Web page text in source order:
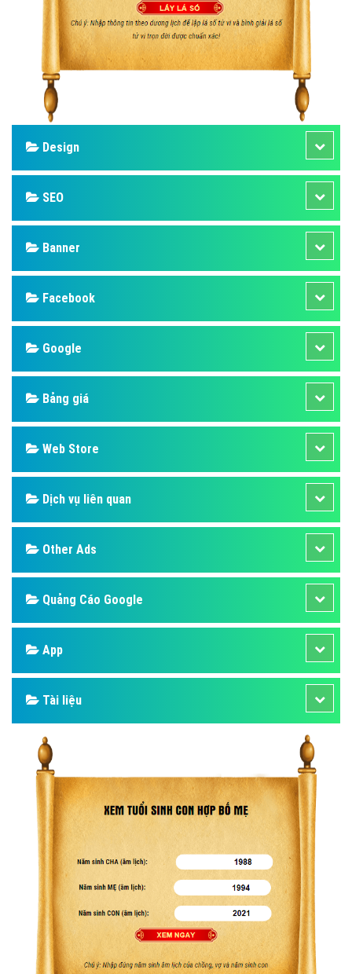
Design
SEO
Banner
Facebook
Google
Bảng giá
Web Store
Dịch vụ liên quan
Other Ads
Quảng Cáo Google
App
Tài liệu